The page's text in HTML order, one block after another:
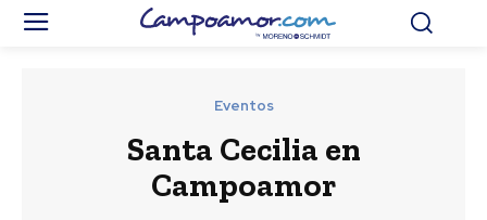
Eventos
Santa Cecilia en
Campoamor